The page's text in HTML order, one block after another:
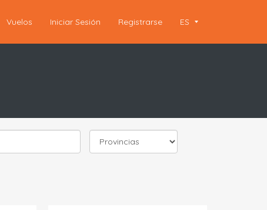
Vuelos Iniciar Sesión Registrarse ES